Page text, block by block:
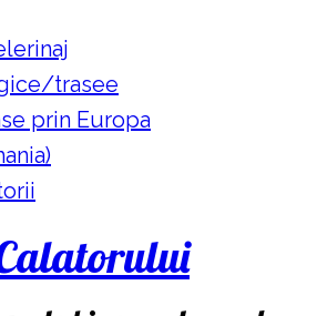
trasee
prin Europa